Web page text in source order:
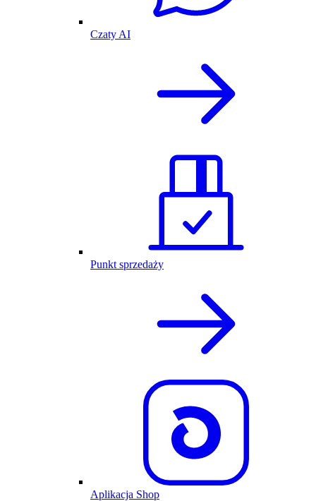
Czaty AI
Punkt sprzedaży
Aplikacja Shop